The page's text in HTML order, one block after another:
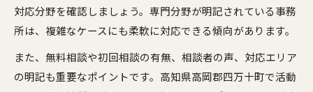
対応分野を確認しましょう。専門分野が明記されている事務
所は、複雑なケースにも柔軟に対応できる傾向があります。
また、無料相談や初回相談の有無、相談者の声、対応エリア
の明記も重要なポイントです。高知県高岡郡四万十町で活動